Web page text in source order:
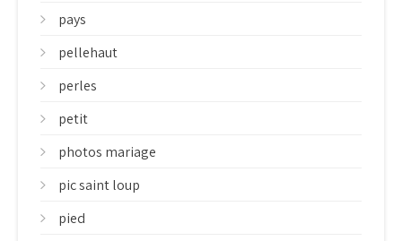
pays
pellehaut
perles
petit
photos mariage
pic saint loup
pied